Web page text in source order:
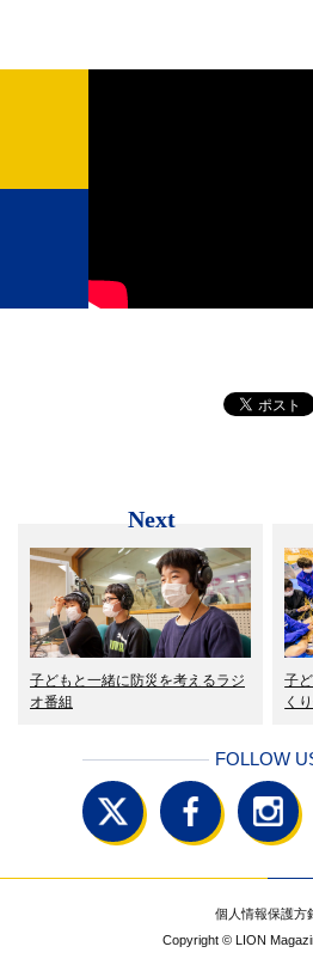
Next
子どもと一緒に防災を考えるラジ
オ番組
子
く
FOLLOW
個人情報保護方
Copyright © LION